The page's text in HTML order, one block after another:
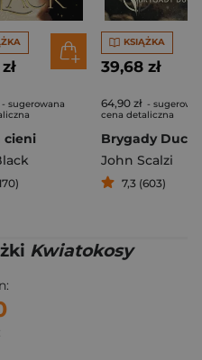
- sugerowana
cieni
KSIĄŻKA
39,68 zł
64,90 zł -
cena detaliczna
Brygady
John Scalzi
7,3 (603)
Kwiatokosy